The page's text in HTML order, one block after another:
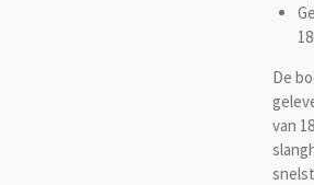
De
van